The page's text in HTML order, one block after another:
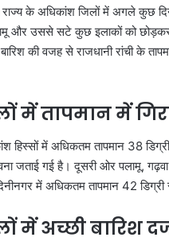
राज्य के अधिकांश जिलों में अगले कुछ
और उससे सटे कुछ इलाकों को छोड़कर
बारिश की वजह से राजधानी रांची के
में तापमान में
हिस्सों में अधिकतम तापमान 38
जताई गई है। दूसरी ओर पलामू,
में अधिकतम तापमान 42
में अच्छी बारिश